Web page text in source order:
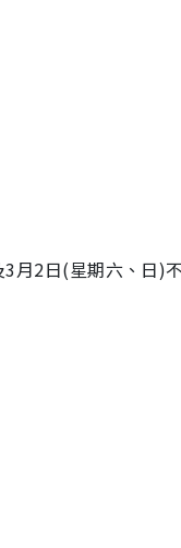
3月2日(星期六、日)